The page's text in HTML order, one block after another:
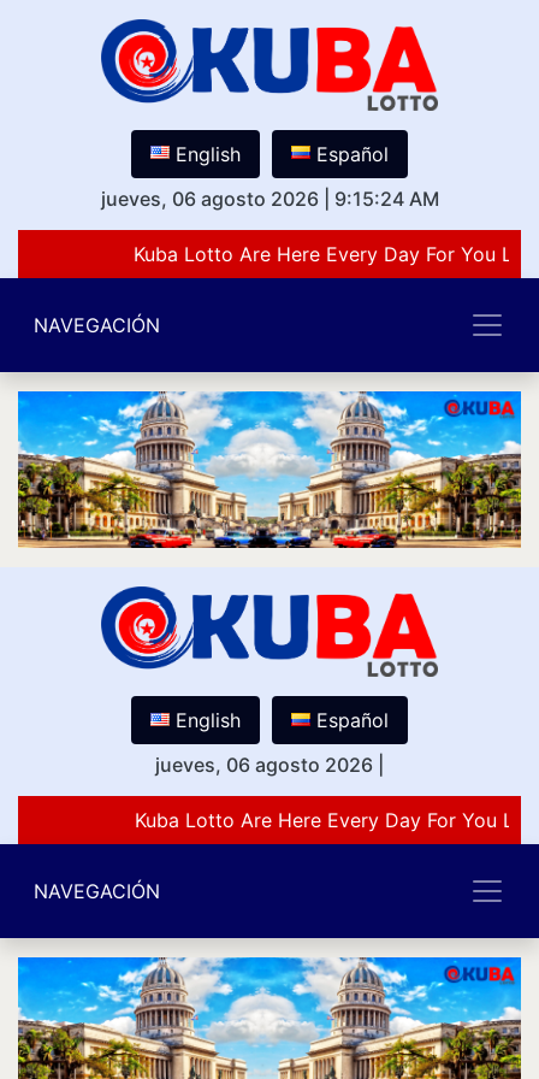
English
Español
jueves, 06 agosto 2026
9:15:24 AM
Kuba Lotto Are Here Every Day For You
NAVEGACIÓN
English
Español
jueves, 06 agosto 2026
Kuba Lotto Are Here Every Day For You
NAVEGACIÓN